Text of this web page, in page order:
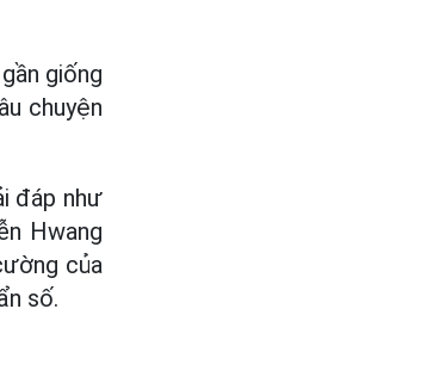
giống
chuyện
đáp như
Hwang
của
số.